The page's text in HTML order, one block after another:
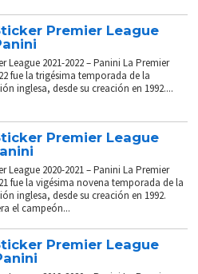
Premier League
League 2021-2022 – Panini La Premier
fue la trigésima temporada de la
inglesa, desde su creación en 1992....
Premier League
League 2020-2021 – Panini La Premier
fue la vigésima novena temporada de la
inglesa, desde su creación en 1992.
el campeón...
Premier League